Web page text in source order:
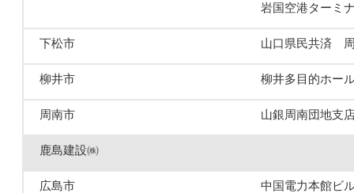
岩国空港ターミ
下松市 山口県民共済
柳井市 柳井多目的ホー
周南市 山銀周南団地支
鹿島建設㈱
広島市 中国電力本館ビ